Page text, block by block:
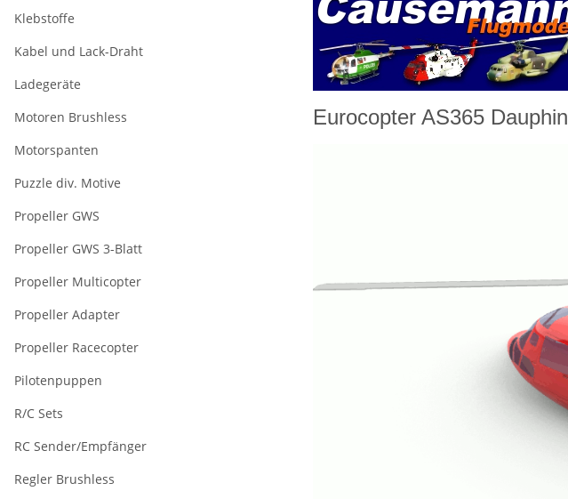
Eurocopter AS365 Dauphin
Klebstoffe
Kabel und Lack-Draht
Ladegeräte
Motoren Brushless
Motorspanten
Puzzle div. Motive
Propeller GWS
Propeller GWS 3-Blatt
Propeller Multicopter
Propeller Adapter
Propeller Racecopter
Pilotenpuppen
R/C Sets
RC Sender/Empfänger
Regler Brushless